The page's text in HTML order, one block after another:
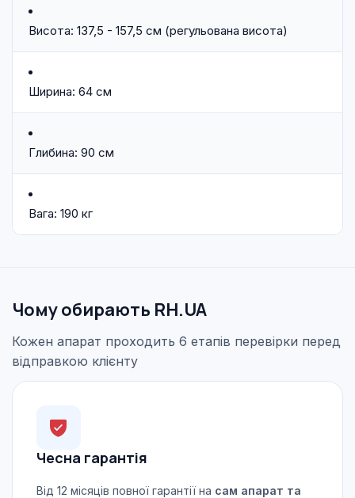
Висота: 137,5 - 157,5 см (регульована висота)
Ширина: 64 см
Глибина: 90 см
Вага: 190 кг
Чому обирають RH.UA
Кожен апарат проходить 6 етапів перевірки перед
відправкою клієнту
Чесна гарантія
Від 12 місяців повної гарантії на сам апарат та